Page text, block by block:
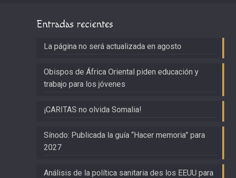
Entradas recientes
La página no será actualizada en agosto
Obispos de África Oriental piden educación y
trabajo para los jóvenes
¡CARITAS no olvida Somalia!
Sínodo: Publicada la guía “Hacer memoria” para
2027
Análisis de la política sanitaria des los EEUU para